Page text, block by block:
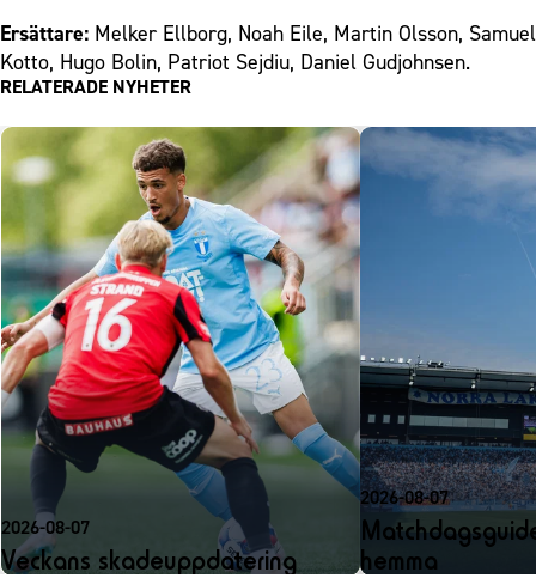
Ersättare: Melker Ellborg, Noah Eile, Martin Olsson, Samuel
Kotto, Hugo Bolin, Patriot Sejdiu, Daniel Gudjohnsen.
RELATERADE NYHETER
2026-08-07
Veckans skadeuppdatering
2026-08-07
hemma